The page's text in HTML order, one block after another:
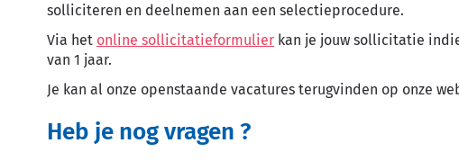
solliciteren en deelnemen aan een selectieprocedure.
Via het online sollicitatieformulier kan je jouw sollicitatie
van 1 jaar.
Je kan al onze openstaande vacatures terugvinden op onze
Heb je nog vragen ?